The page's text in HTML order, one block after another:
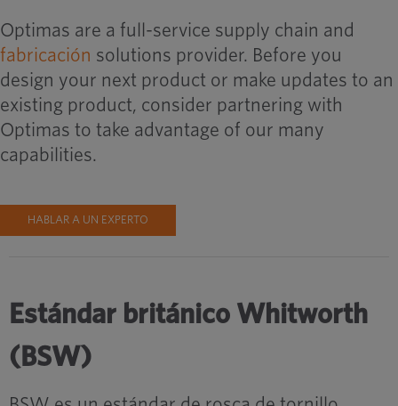
Optimas are a full-service supply chain and
fabricación solutions provider. Before you
design your next product or make updates to an
existing product, consider partnering with
Optimas to take advantage of our many
capabilities.
HABLAR A UN EXPERTO
Estándar británico Whitworth
(BSW)